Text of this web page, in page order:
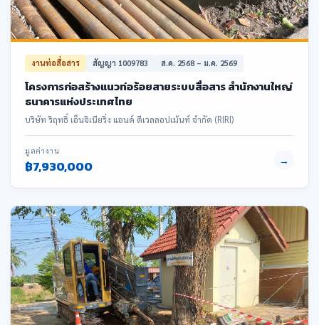
งานท่อสื่อสาร สัญญา 1009783 ส.ค. 2568 – ม.ค. 2569
โครงการก่อสร้างแนวท่อร้อยสายระบบสื่อสาร สำนักงานใหญ่
ธนาคารแห่งประเทศไทย
บริษัท ริฤทธิ์ เอ็นจิเนียริ่ง แอนด์ ดีเวลลอปเม้นท์ จำกัด (RIRI)
มูลค่างาน
฿7,930,000 →